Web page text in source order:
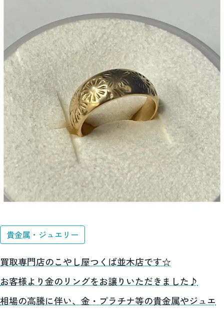
貴金属・ジュエリー
買取専門店のこやし屋つくば並木店です☆
お客様より金のリングをお譲りいただきました♪
相場の高騰に伴い、金・プラチナ等の貴金属やジュエ